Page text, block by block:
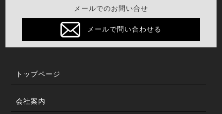
メールでのお問い合せ
メールで問い合わせる
トップページ
会社案内